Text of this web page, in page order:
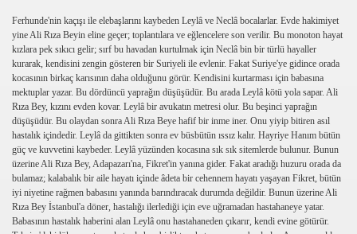
Ferhunde'nin kaçışı ile elebaşlarını kaybeden Leylâ ve Neclâ bocalarlar. Evde hakimiyet
yine Ali Rıza Beyin eline geçer; toplantılara ve eğlencelere son verilir. Bu monoton hayat
kızlara pek sıkıcı gelir; sırf bu havadan kurtulmak için Neclâ bin bir türlü hayaller
kurarak, kendisini zengin gösteren bir Suriyeli ile evlenir. Fakat Suriye'ye gidince orada
kocasının birkaç karısının daha olduğunu görür. Kendisini kurtarması için babasına
mektuplar yazar. Bu dördüncü yaprağın düşüşüdür. Bu arada Leylâ kötü yola sapar. Ali
Rıza Bey, kızını evden kovar. Leylâ bir avukatın metresi olur. Bu beşinci yaprağın
düşüşüdür. Bu olaydan sonra Ali Rıza Beye hafif bir inme iner. Onu yiyip bitiren asıl
hastalık içindedir. Leylâ da gittikten sonra ev büsbütün ıssız kalır. Hayriye Hanım bütün
güç ve kuvvetini kaybeder. Leylâ yüzünden kocasına sık sık sitemlerde bulunur. Bunun
üzerine Ali Rıza Bey, Adapazarı'na, Fikret'in yanına gider. Fakat aradığı huzuru orada da
bulamaz; kalabalık bir aile hayatı içinde âdeta bir cehennem hayatı yaşayan Fikret, bütün
iyi niyetine rağmen babasını yanında barındıracak durumda değildir. Bunun üzerine Ali
Rıza Bey İstanbul'a döner, hastalığı ilerlediği için eve uğramadan hastahaneye yatar.
Babasının hastalık haberini alan Leylâ onu hastahaneden çıkarır, kendi evine götürür.